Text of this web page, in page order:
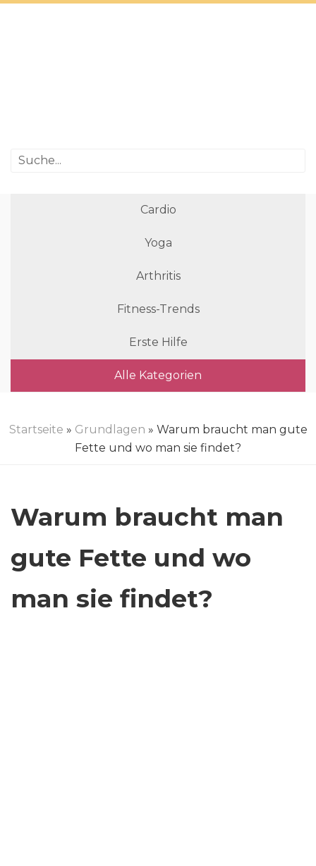
Cardio
Yoga
Arthritis
Fitness-Trends
Erste Hilfe
Alle Kategorien
Startseite » Grundlagen » Warum braucht man gute
Fette und wo man sie findet?
Warum braucht man
gute Fette und wo
man sie findet?